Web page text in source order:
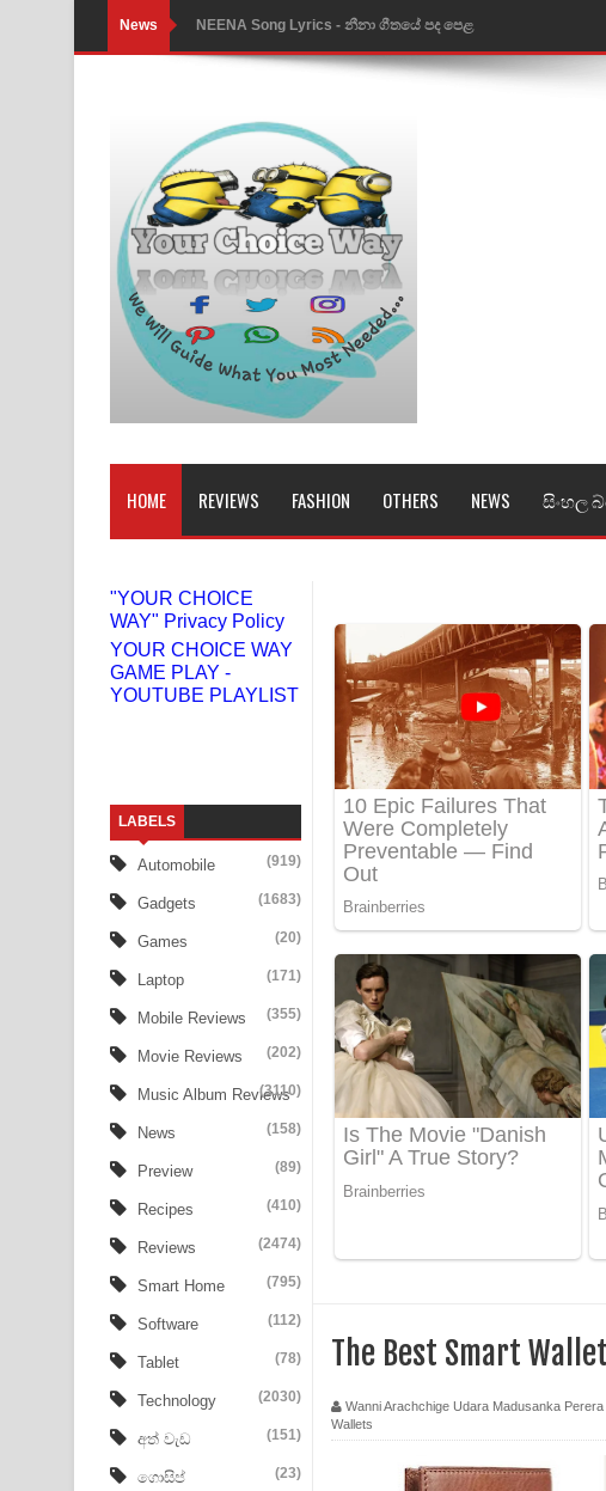
News NEENA Song Lyrics - නීනා ගීතයේ පද පෙළ
Ahimi Wimai Himi Song Lyrics - අහිමි විමයි හිමි ගීතයේ පද පෙළ
Mathaka Parana Song Lyrics - මතක පාරනා ගීතයේ පද පෙළ
Nimnadhen Song Lyrics - නිම්නාදෙන් ගීතයේ පද පෙළ
Obamai Mage Adare Song Lyrics - ඔබමයි මගේ ආදරේ ගීතයේ
Pansal Gihin Song Lyrics - පන්සල් ගිහිං ගීතයේ පද පෙළ
Ankeliya Song Lyrics - අංකෙළිය ගීතයේ පද පෙළ
DEAR GOD Song Lyrics - ඩියර් ගෝඩ් ගීතයේ පද පෙළ
MANAMALA KATHA Song Lyrics - මනමාල කතා ගීතයේ පද පෙළ
Niwuna Numba Hinda Song Lyrics - නිවුනා නුඹ හින්දා ගීතයේ
Numba Dun Aadare Song Lyrics - නුඹ දුන් ආදරේ ගීතයේ පද
Liyamuda Dan Anagathe Song Lyrics - ලියමුද දැන් අනාගතේ
Doni Song Lyrics - දෝණි ගීතයේ පද පෙළ
Benthara Palame Song Lyrics - බෙන්තර පාලමේ ගීතයේ පද
Sanda Babalena Song Lyrics - සඳ බැබලෙන ගීතයේ පද පෙළ
Adare Wadi Nisa Song Lyrics - ආදරේ වැඩි නිසා ගීතයේ පද පෙළ
UNUHUMA Song Lyrics - උණුහුම ගීතයේ පද පෙළ
Katakara Song Lyrics - කටකාර ගීතයේ පද පෙළ
Tharu Yaye Dilena Song Lyrics - තරු යායේ දිලෙනා ගීතයේ පද
Ow Man Sosa Song Lyrics - ඔව් මං සෝසා ගීතයේ පද පෙළ
Ala purannata Song Lyrics - ආල පුරන්නට ගීතයේ පද පෙළ
FEVER DREAM Lyrics - Alex Warren
Apa Hamuwee Song Lyrics - අප හමුවී ගීතයේ පද පෙළ
PATHINIYE Song Lyrics - පතිනියනේ ගීතයේ පද පෙළ
HOME REVIEWS FASHION OTHERS NEWS සිංහල
"YOUR CHOICE
WAY" Privacy Policy
YOUR CHOICE WAY
GAME PLAY -
YOUTUBE PLAYLIST
LABELS
Automobile (919)
Gadgets (1683)
Games (20)
Laptop (171)
Mobile Reviews (355)
Movie Reviews (202)
Music Album Reviews
(3110)
News (158)
Preview (89)
Recipes (410)
Reviews (2474)
Smart Home (795)
Software (112)
Tablet (78)
Technology (2030)
අත් වැඩ (151)
ගොසිප් (23)
The Best Smart
Wanni Arachchige Udara Madusanka Perera
Wallets